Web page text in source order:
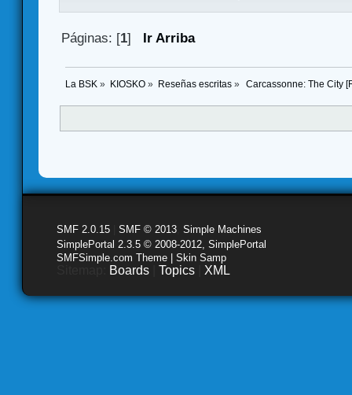
Páginas: [1] Ir Arriba
La BSK » KIOSKO» Reseñas escritas» Carcassonne: The City
SMF 2.0.15 SMF © 2013 Simple Machines
SimplePortal 2.3.5 © 2008-2012, SimplePortal
SMFSimple.com Theme | Skin Samp
Boards Topics XML